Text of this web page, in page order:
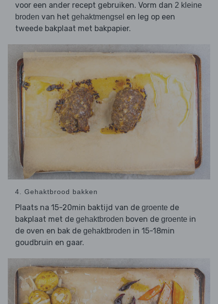
voor een ander recept gebruiken. Vorm dan 2 kleine
broden van het gehaktmengsel en leg op een
tweede bakplaat met bakpapier.
4. Gehaktbrood bakken
Plaats na 15-20min baktijd van de groente de
bakplaat met de gehaktbroden boven de groente in
de oven en bak de gehaktbroden in 15-18min
goudbruin en gaar.